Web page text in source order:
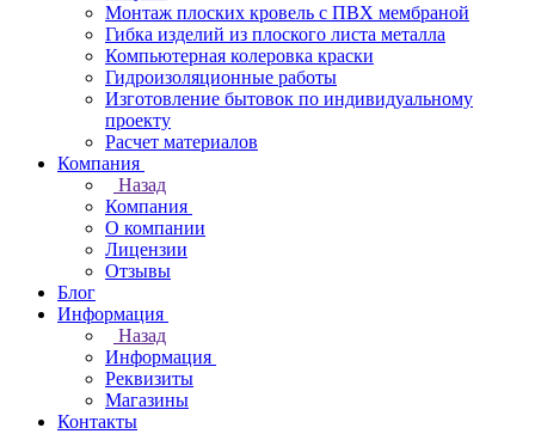
Монтаж плоских кровель с ПВХ мембраной
Гибка изделий из плоского листа металла
Компьютерная колеровка краски
Гидроизоляционные работы
Изготовление бытовок по индивидуальному
проекту
Расчет материалов
Компания
Назад
Компания
О компании
Лицензии
Отзывы
Блог
Информация
Назад
Информация
Реквизиты
Магазины
Контакты